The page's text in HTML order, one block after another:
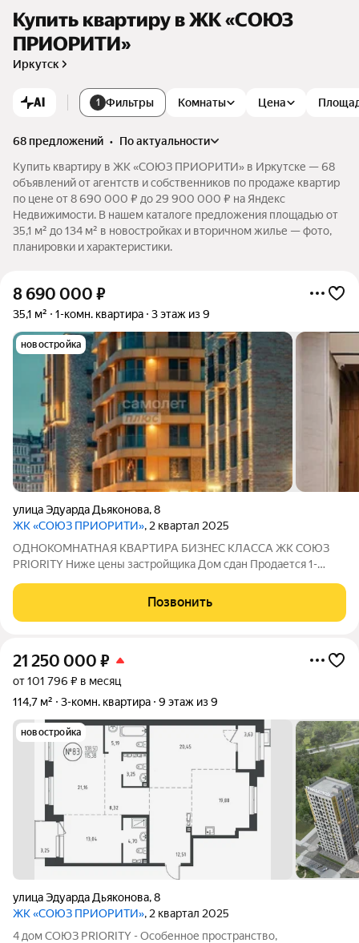
Купить квартиру в ЖК «СОЮЗ
ПРИОРИТИ»
Иркутск
AI 1 Фильтры Комнаты Цена
68 предложений •
по актуальности
Купить квартиру в ЖК «СОЮЗ ПРИОРИТИ» в Иркутске — 68
объявлений от агентств и собственников по продаже квартир
по цене от 8 690 000 ₽ до 29 900 000 ₽ на Яндекс
Недвижимости. В нашем каталоге предложения площадью от
35,1 м² до 134 м² в новостройках и вторичном жилье — фото,
планировки и характеристики.
8 690 000 ₽
35,1 м² 1-комн. квартира 3 этаж из 9
новостройка
улица Эдуарда Дьяконова,8
ЖК «СОЮЗ ПРИОРИТИ», 2 квартал 2025
ОДНОКОМНАТНАЯ КВАРТИРА БИЗНЕС КЛАССА ЖК СОЮЗ
PRIORITY Ниже цены застройщика Дом сдан Продается 1-
комплексе «СОЮЗ PRIORITY». Адрес: г. Иркутск, ул. Эдуарда
Дьяконова, 8. Квартира расположена на
Позвонить
21 250 000 ₽
от 101 796 ₽ в месяц
114,7 м²
3-комн. квартира 9 этаж из 9
новостройка
улица Эдуарда Дьяконова,8
ЖК «СОЮЗ ПРИОРИТИ», 2 квартал 2025
4 дом СОЮЗ PRIORITY - Особенное пространство,